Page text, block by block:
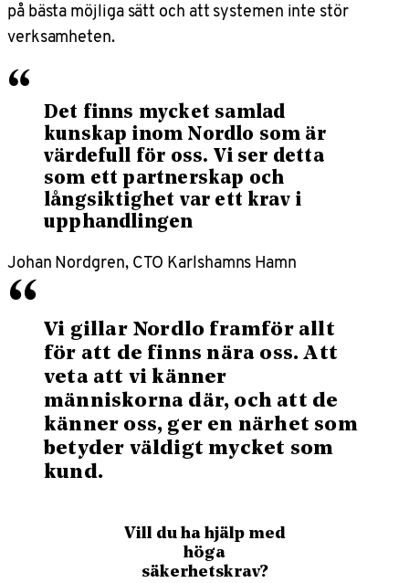
på bästa möjliga sätt och att systemen inte stör
verksamheten.
“
Det finns mycket samlad
kunskap inom Nordlo som är
värdefull för oss. Vi ser detta
som ett partnerskap och
långsiktighet var ett krav i
upphandlingen
Johan Nordgren, CTO Karlshamns Hamn
“ Vi gillar Nordlo framför allt
för att de finns nära oss. Att
veta att vi känner
människorna där, och att de
känner oss, ger en närhet som
betyder väldigt mycket som
kund.
Vill du ha hjälp med
höga
säkerhetskrav?